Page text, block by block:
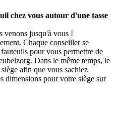
chez vous autour d'une tasse
venons jusqu'à vous !
Chaque conseiller se
pour vous permettre de
Dans le même temps, le
afin que vous sachiez
dimensions pour votre siège sur